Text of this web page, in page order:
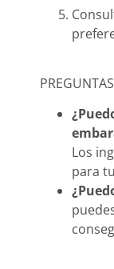
Los
para